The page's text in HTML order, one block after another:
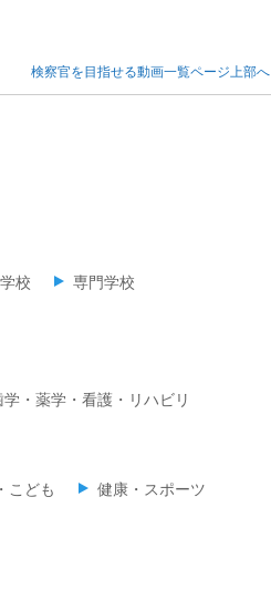
検察官を目指せる動画一覧ページ上部へ
校
専門学校
学・薬学・看護・リハビリ
こども 健康・スポーツ